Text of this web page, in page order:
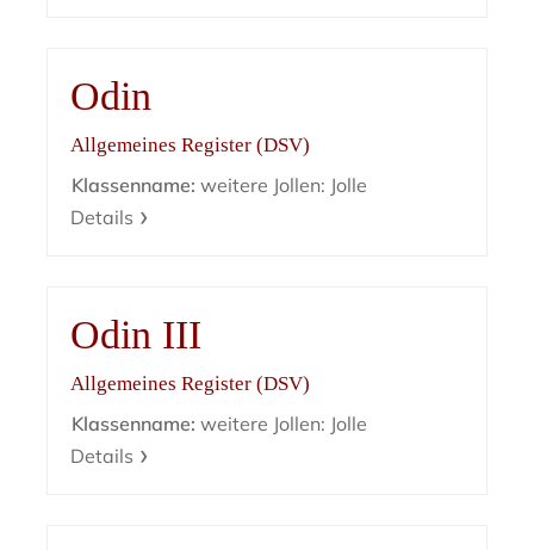
Odin
Allgemeines Register (DSV)
Klassenname: weitere Jollen: Jolle
Details
Odin III
Allgemeines Register (DSV)
Klassenname: weitere Jollen: Jolle
Details